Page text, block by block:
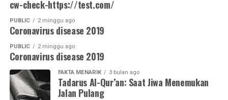
cw-check-https://test.com/
PUBLIC 2 minggu ago
Coronavirus disease 2019
PUBLIC 2 minggu ago
Coronavirus disease 2019
FAKTA MENARIK 3 bulan ago
Tadarus Al-Qur’an: Saat Jiwa Menemukan
Jalan Pulang